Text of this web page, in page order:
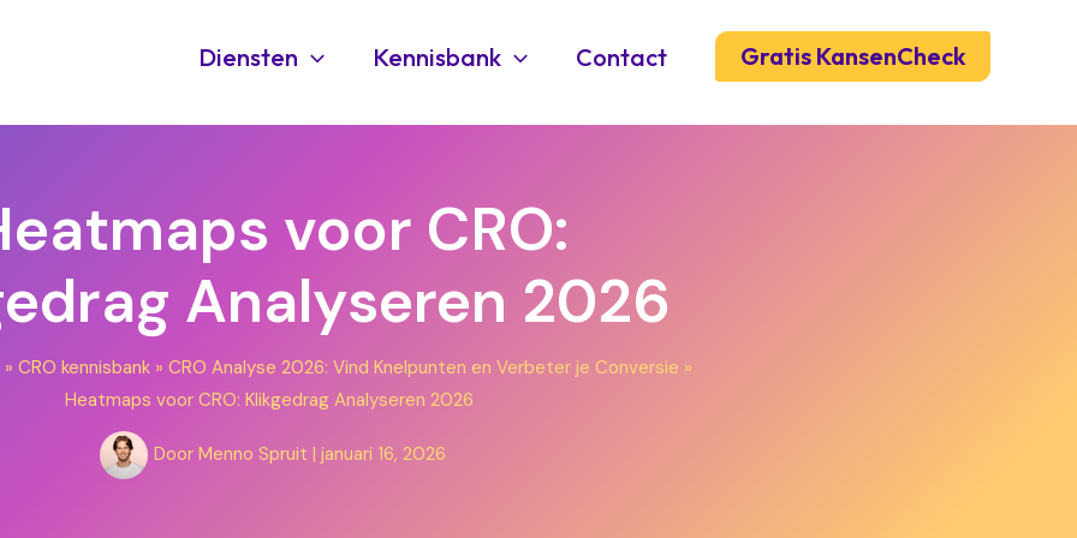
Diensten Kennisbank Contact Gratis KansenCheck
voor CRO:
Analyseren 2026
» CRO kennisbank » CRO Analyse 2026: Vind Knelpunten en Verbeter je Conversie »
Heatmaps voor CRO: Klikgedrag Analyseren 2026
Door Menno Spruit | januari 16, 2026